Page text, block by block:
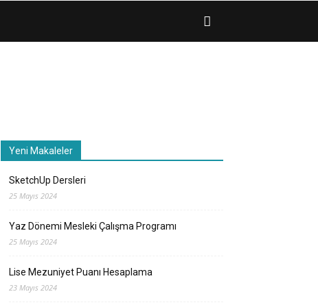
Yeni Makaleler
SketchUp Dersleri
25 Mayıs 2024
Yaz Dönemi Mesleki Çalışma Programı
25 Mayıs 2024
Lise Mezuniyet Puanı Hesaplama
23 Mayıs 2024